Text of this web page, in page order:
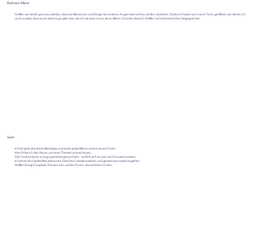
Barbara Meier
Steffen vermittelt ganz wunderbar, dass wir Menschen und Dinge mit anderen Augen betrachten dürfen, als bisher. Dadurch haben sich neue Türen geöffnet, von denen ich
nicht wusste, dass es sie überhaupt gibt, bzw. die ich mir jetzt traue, sie zu öffnen. Schade, dass ich Steffen nicht bereits früher begegnet bin.
Sven
Ich bin jetzt das dritte Mal dabei und stehe jedes Mal an einem neuen Punkt.
Hier finde ich den Raum, um neue Themen anzuschauen.
Die Community ist so eng zusammengewachsen – es fühlt sich an wie nach Hause kommen.
Ich freue mich jedes Mal, bekannte Gesichter wiederzusehen und gemeinsam weiterzugehen.
Steffen bringt komplexe Themen klar auf den Punkt, das schätze ich sehr.